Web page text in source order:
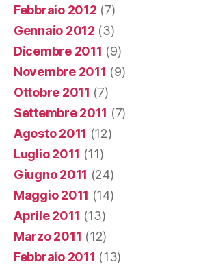
Febbraio 2012 (7)
Gennaio 2012 (3)
Dicembre 2011 (9)
Novembre 2011 (9)
Ottobre 2011 (7)
Settembre 2011 (7)
Agosto 2011 (12)
Luglio 2011 (11)
Giugno 2011 (24)
Maggio 2011 (14)
Aprile 2011 (13)
Marzo 2011 (12)
Febbraio 2011 (13)